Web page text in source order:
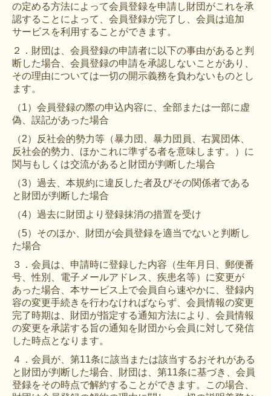
お問合せ
難病患者さんの生活と治療に関する実態調査
の定める方法によって会員登録を申請し財団がこれを承
認することによって、会員登録が完了し、会員は追加
サービスを利用することができます。
２．財団は、会員登録の申請者に以下の事由があると判
断した場合、会員登録の申請を承認しないことがあり、
その理由については一切の開示義務を負わないものとし
ます。
（1）会員登録の際の申込内容に、全部または一部に虚
偽、誤記があった場合
（2）反社会的勢力等（暴力団、暴力団員、右翼団体、
反社会的勢力、ほかこれに準ずる者を意味します。）に
関与もしくは交流があると財団が判断した場合
（3）過去、本規約に違反した者及びその関係者である
と財団が判断した場合
（4）過去に財団より登録抹消の措置を受け
（5）そのほか、財団が会員登録を適当でないと判断し
た場合
３．会員は、申請時に登録した内容（生年月日、郵便番
号、性別、電子メールアドレス、疾患名等）に変更が
あった場合、本サービス上で会員自ら速やかに、登録内
容の変更手続きを行わなければならず、会員情報の変更
完了時期は、財団が指定する通知方法により、会員情報
の変更を承諾する旨の通知を財団から会員に対して発信
した時点となります。
４．会員が、第11条に該当または該当するおそれがある
と財団が判断した場合、財団は、第11条に基づき、会員
登録をその時点で解約することができます。この場合、